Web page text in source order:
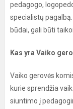
pedagogo,
specialistų
būdai, gali būti
Kas yra Vaiko
Vaiko gerovės
kurie sprendžia
siuntimo į